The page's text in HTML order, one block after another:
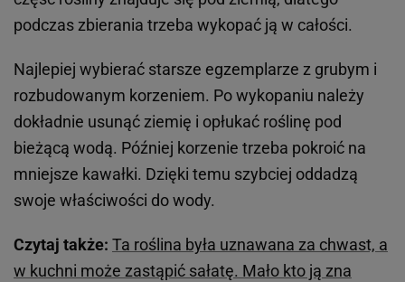
podczas zbierania trzeba wykopać ją w całości.
Najlepiej wybierać starsze egzemplarze z grubym i
rozbudowanym korzeniem. Po wykopaniu należy
dokładnie usunąć ziemię i opłukać roślinę pod
bieżącą wodą. Później korzenie trzeba pokroić na
mniejsze kawałki. Dzięki temu szybciej oddadzą
swoje właściwości do wody.
Czytaj także: Ta roślina była uznawana za chwast, a
w kuchni może zastąpić sałatę. Mało kto ją zna